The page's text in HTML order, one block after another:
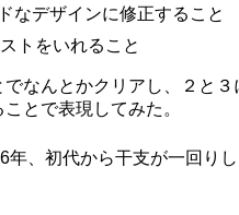
なデザインに修正すること
トをいれること
なんとかクリアし、２と
とで表現してみた。
年、初代から干支が一回り